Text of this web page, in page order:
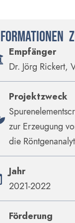
Empfänger
Dr. Jörg Rickert,
Projektzweck
zur Erzeugung
die
Jahr
2021-2022
Förderung